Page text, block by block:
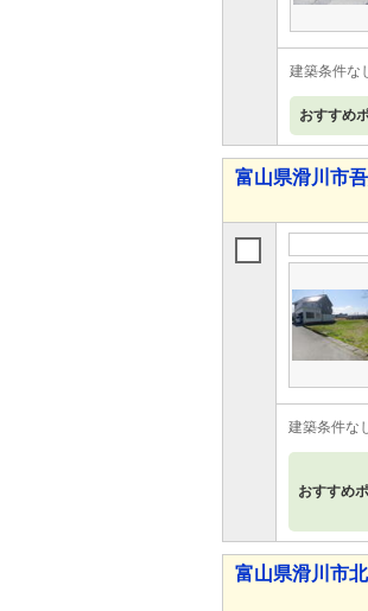
建築条件な
おすすめ
富山県滑川市
建築条件な
おすすめ
富山県滑川市